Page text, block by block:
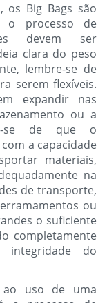
, os Big Bags são
o processo de
devem ser
clara do peso
lembre-se de
serem flexíveis.
expandir nas
ou a
se de que o
a capacidade
materiais,
na
de transporte,
ou
o suficiente
completamente
do
ao uso de uma